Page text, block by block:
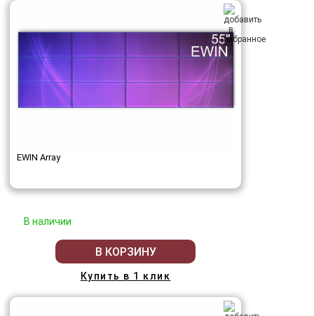
EWIN Array
В наличии
В КОРЗИНУ
Купить в 1 клик